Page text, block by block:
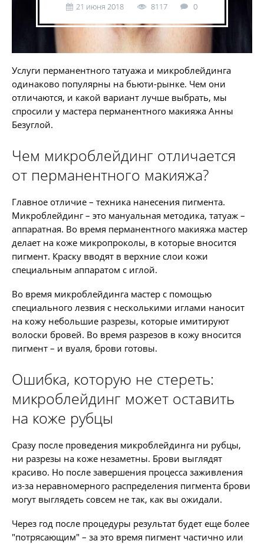
21 июня 2018 8117 0
Услуги перманентного татуажа и микроблейдинга
одинаково популярны на бьюти-рынке. Чем они
отличаются, и какой вариант лучше выбрать, мы
спросили у мастера перманентного макияжа Анны
Безуглой.
Чем микроблейдинг отличается
от перманентного макияжа?
Главное отличие – техника нанесения пигмента.
Микроблейдинг – это мануальная методика, татуаж –
аппаратная. Во время перманентного макияжа мастер
делает на коже микропроколы, в которые вносится
пигмент. Краску вводят в верхние слои кожи
специальным аппаратом с иглой.
Во время микроблейдинга мастер с помощью
специального лезвия с несколькими иглами наносит
на кожу небольшие разрезы, которые имитируют
волоски бровей. Во время разрезов в кожу вносится
пигмент – и вуаля, брови готовы.
Ошибка, которую не стереть:
микроблейдинг может оставить
на коже рубцы
Сразу после проведения микроблейдинга ни рубцы,
ни разрезы на коже незаметны. Брови выглядят
красиво. Но после завершения процесса заживления
из-за неравномерного распределения пигмента брови
могут выглядеть совсем не так, как вы ожидали.
Через год после процедуры результат будет еще более
"потрясающим" – за это время пигмент частично или